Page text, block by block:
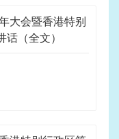
大会暨香港特别
（全文）